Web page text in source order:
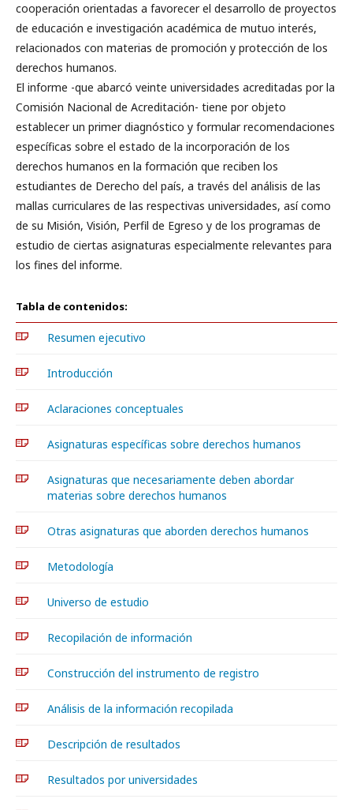
cooperación orientadas a favorecer el desarrollo de proyectos
de educación e investigación académica de mutuo interés,
relacionados con materias de promoción y protección de los
derechos humanos.
El informe -que abarcó veinte universidades acreditadas por la
Comisión Nacional de Acreditación- tiene por objeto
establecer un primer diagnóstico y formular recomendaciones
específicas sobre el estado de la incorporación de los
derechos humanos en la formación que reciben los
estudiantes de Derecho del país, a través del análisis de las
mallas curriculares de las respectivas universidades, así como
de su Misión, Visión, Perfil de Egreso y de los programas de
estudio de ciertas asignaturas especialmente relevantes para
los fines del informe.
Tabla de contenidos:
Resumen ejecutivo
Introducción
Aclaraciones conceptuales
Asignaturas específicas sobre derechos humanos
Asignaturas que necesariamente deben abordar
materias sobre derechos humanos
Otras asignaturas que aborden derechos humanos
Metodología
Universo de estudio
Recopilación de información
Construcción del instrumento de registro
Análisis de la información recopilada
Descripción de resultados
Resultados por universidades